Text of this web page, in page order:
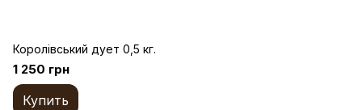
Королівський дует 0,5 кг.
1 250 грн
Купить